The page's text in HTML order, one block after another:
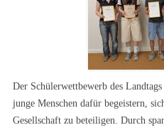
Der Schülerwettbewerb des
junge Menschen dafür begeistern,
Gesellschaft zu beteiligen. Durch